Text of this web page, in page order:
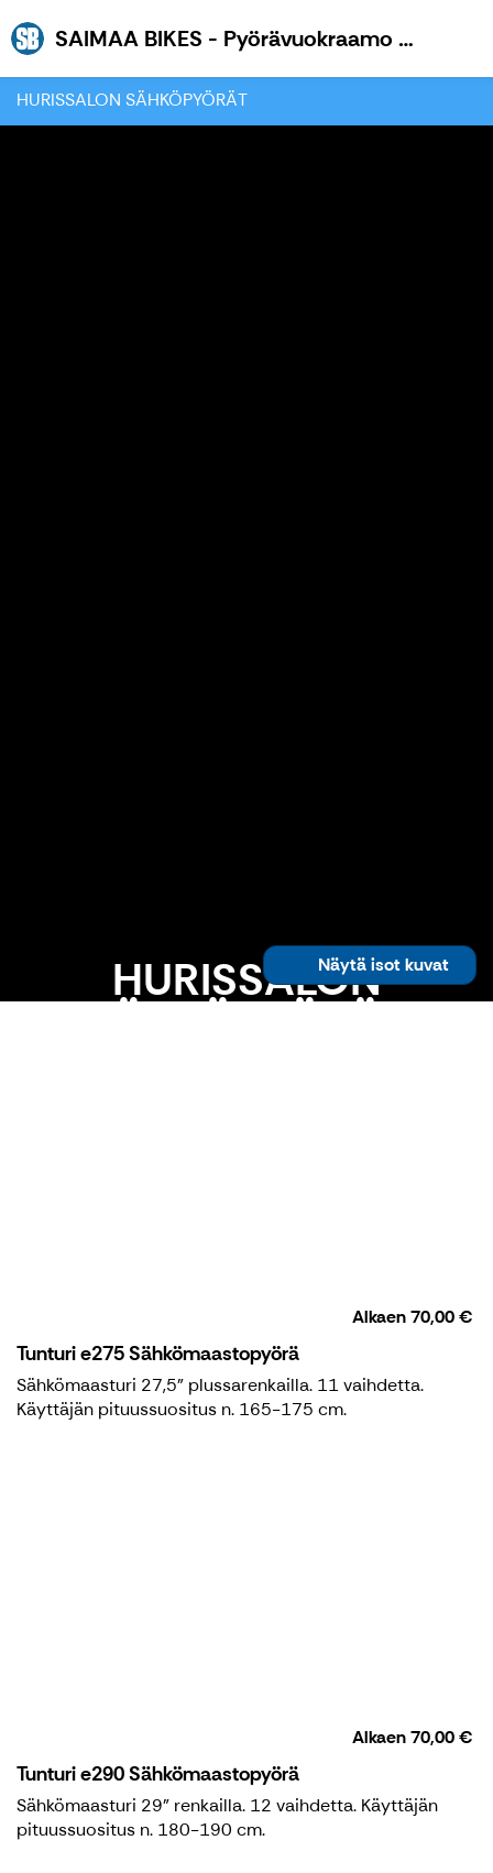
SAIMAA BIKES - Pyörävuokraamo Saimaalla
HURISSALON SÄHKÖPYÖRÄT
HURISSALONNäytä isot kuvat
Alkaen70,00 €
Tunturi e275 Sähkömaastopyörä
Sähkömaasturi 27,5" plussarenkailla. 11 vaihdetta.
Käyttäjän pituussuositus n. 165-175 cm.
Alkaen70,00 €
Tunturi e290 Sähkömaastopyörä
Sähkömaasturi 29" renkailla. 12 vaihdetta. Käyttäjän
pituussuositus n. 180-190 cm.